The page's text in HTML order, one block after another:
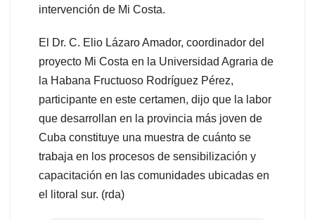
intervención de Mi Costa.
El Dr. C. Elio Lázaro Amador, coordinador del
proyecto Mi Costa en la Universidad Agraria de
la Habana Fructuoso Rodríguez Pérez,
participante en este certamen, dijo que la labor
que desarrollan en la provincia más joven de
Cuba constituye una muestra de cuánto se
trabaja en los procesos de sensibilización y
capacitación en las comunidades ubicadas en
el litoral sur. (rda)